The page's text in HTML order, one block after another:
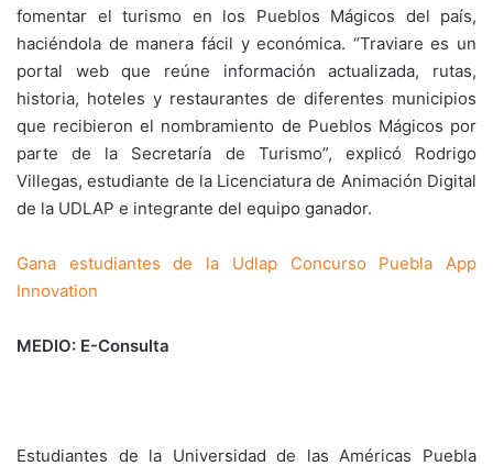
fomentar el turismo en los Pueblos Mágicos del país,
haciéndola de manera fácil y económica. “Traviare es un
portal web que reúne información actualizada, rutas,
historia, hoteles y restaurantes de diferentes municipios
que recibieron el nombramiento de Pueblos Mágicos por
parte de la Secretaría de Turismo”, explicó Rodrigo
Villegas, estudiante de la Licenciatura de Animación Digital
de la UDLAP e integrante del equipo ganador.
Gana estudiantes de la Udlap Concurso Puebla App
Innovation
MEDIO: E-Consulta
Estudiantes de la Universidad de las Américas Puebla